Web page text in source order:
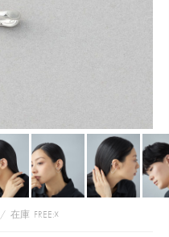
/ 在庫 FREE:☓